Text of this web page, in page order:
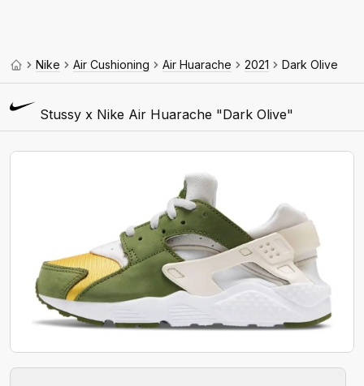
Nike Air Cushioning Air Huarache 2021 Dark Olive
Stussy x Nike Air Huarache "Dark Olive"